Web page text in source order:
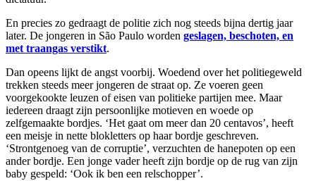
En precies zo gedraagt de politie zich nog steeds bijna dertig jaar
later. De jongeren in São Paulo worden geslagen, beschoten, en
met traangas verstikt.
Dan opeens lijkt de angst voorbij. Woedend over het politiegeweld
trekken steeds meer jongeren de straat op. Ze voeren geen
voorgekookte leuzen of eisen van politieke partijen mee. Maar
iedereen draagt zijn persoonlijke motieven en woede op
zelfgemaakte bordjes. ‘Het gaat om meer dan 20 centavos’, heeft
een meisje in nette blokletters op haar bordje geschreven.
‘Strontgenoeg van de corruptie’, verzuchten de hanepoten op een
ander bordje. Een jonge vader heeft zijn bordje op de rug van zijn
baby gespeld: ‘Ook ik ben een relschopper’.